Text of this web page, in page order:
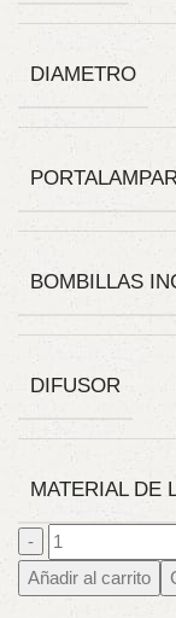
DIAMETRO
BOMBILLAS
DIFUSOR
MATERIAL DE
Añadir al carrito